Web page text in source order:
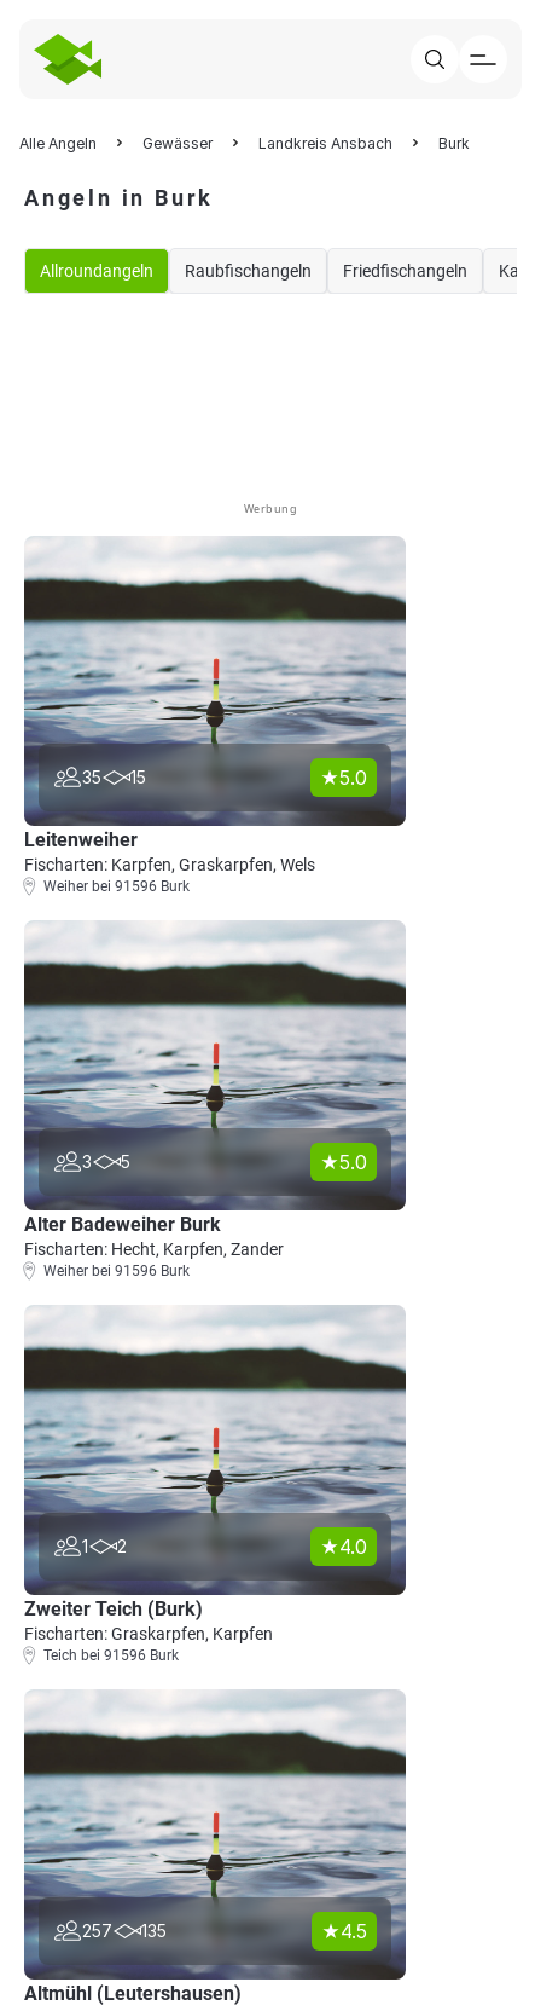
Alle Angeln Gewässer Landkreis Ansbach Burk
Angeln in Burk
Allroundangeln Raubfischangeln Friedfischangeln
Werbung
35 15 5.0
Leitenweiher
Fischarten: Karpfen, Graskarpfen, Wels
Weiher bei 91596 Burk
3 5 5.0
Alter Badeweiher Burk
Fischarten: Hecht, Karpfen, Zander
Weiher bei 91596 Burk
1 2 4.0
Zweiter Teich (Burk)
Fischarten: Graskarpfen, Karpfen
Teich bei 91596 Burk
257 135 4.5
Altmühl (Leutershausen)